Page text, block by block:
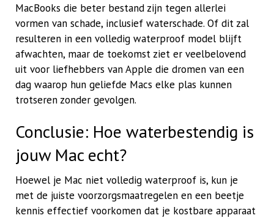
MacBooks die beter bestand zijn tegen allerlei
vormen van schade, inclusief waterschade. Of dit zal
resulteren in een volledig waterproof model blijft
afwachten, maar de toekomst ziet er veelbelovend
uit voor liefhebbers van Apple die dromen van een
dag waarop hun geliefde Macs elke plas kunnen
trotseren zonder gevolgen.
Conclusie: Hoe waterbestendig is
jouw Mac echt?
Hoewel je Mac niet volledig waterproof is, kun je
met de juiste voorzorgsmaatregelen en een beetje
kennis effectief voorkomen dat je kostbare apparaat